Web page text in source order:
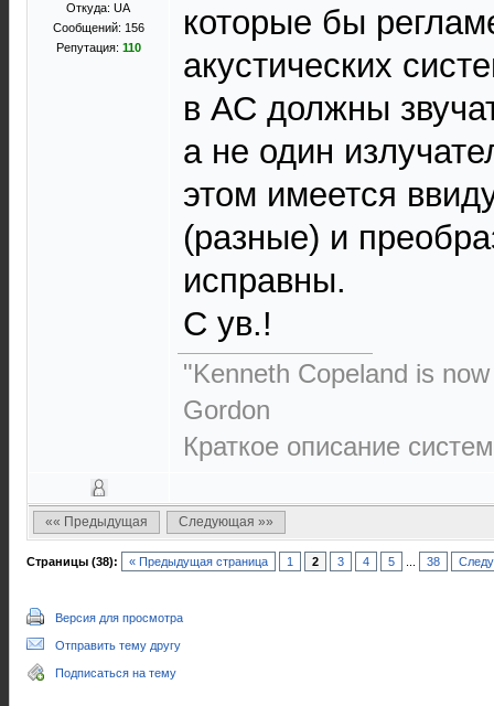
Откуда: UA
Сообщений: 156
Репутация: 110
которые бы
акустических
в АС должны
а не один
этом имеется
(разные) и
исправны.
С ув.!
"Kenneth Copeland is
Gordon
Краткое описание
«« Предыдущая Следующая »»
Страницы (38): « Предыдущая страница 1 2 3 4 5 38
Версия для просмотра
Отправить тему другу
Подписаться на тему